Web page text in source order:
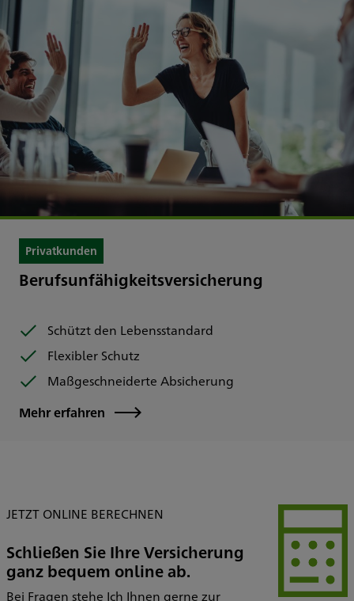
Privatkunden
Berufsunfähigkeitsversicherung
Schützt den Lebensstandard
Flexibler Schutz
Maßgeschneiderte Absicherung
Mehr erfahren
JETZT ONLINE BERECHNEN
Schließen Sie Ihre Versicherung
ganz bequem online ab.
Bei Fragen stehe Ich Ihnen gerne zur